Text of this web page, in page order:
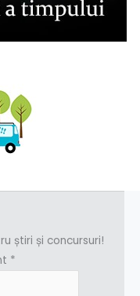
știri și concursuri!
*